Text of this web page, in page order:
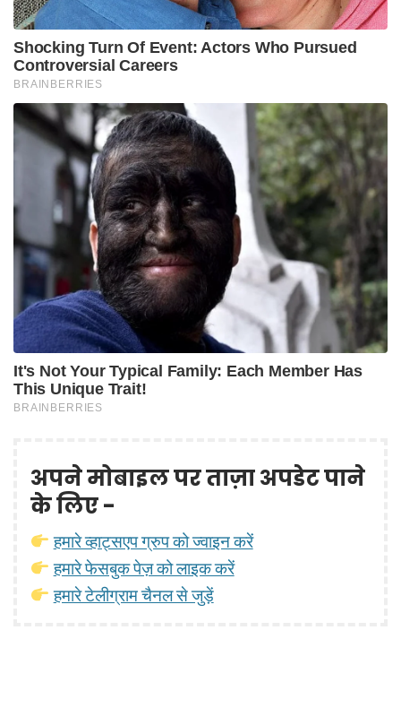
अपने मोबाइल पर ताज़ा अपडेट पाने
के लिए -
हमारे व्हाट्सएप ग्रुप को ज्वाइन करें
हमारे फेसबुक पेज़ को लाइक करें
हमारे टेलीग्राम चैनल से जुड़ें